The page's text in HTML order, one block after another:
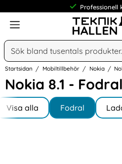
Professionell
Meny
Sök
Startsidan Mobiltillbehör Nokia
Nokia 8.1 - Fodral
Hoppa
till
produkter
Underkategorier
Visa alla
I Nokia 8.1 Fodral